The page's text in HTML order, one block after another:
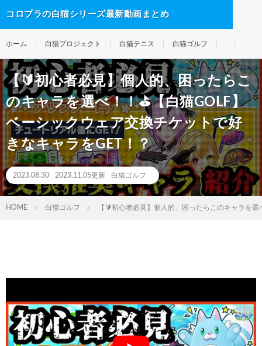
コロプラの白猫シリーズ最新動画まとめ
ホーム 白猫プロジェクト 白猫テニス 白猫ゴルフ
【🔰初心者必見】個人的、困ったらこ
のキャラを選べ！！⛳️【白猫GOLF】
ベーシックウェア交換チケットで好
きなキャラをGET！？
2023.08.30 2023.11.05更新 白猫ゴルフ
HOME 白猫ゴルフ 【🔰初心者必見】個人的、困ったらこのキャラを